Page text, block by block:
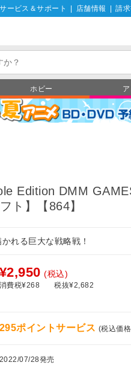
サービス＆サポート 店舗情報 請
ホビー
Edition DMM
ト】【864】
れる巨大な戦略戦！
¥2,950 (税込)
消費税¥268 税抜¥2,682
295ポイントサービス (税込価
2022/07/28発売